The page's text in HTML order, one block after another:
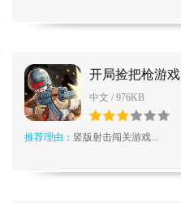
开局捡把枪游戏
中文 / 976KB
推荐理由： 竖版射击闯关游戏...